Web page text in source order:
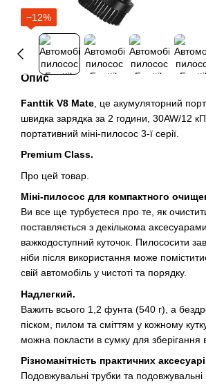
−12%
Опис
Fanttik V8 Mate , це акумуляторний
швидка зарядка за 2 години, 30AW/12
портативний міні-пилосос 3-ї серії.
Premium Class.
Про цей товар.
Міні-пилосос для компактного
Ви все ще турбуєтеся про те, як
поставляється з декількома
важкодоступний куточок. Пилососити
ніби після використання може
свій автомобіль у чистоті та порядку.
Надлегкий.
Важить всього 1,2 фунта (540 г), а
піском, пилом та сміттям у кожному
можна покласти в сумку для зберігання
Різноманітність практичних
Подовжувальні трубки та